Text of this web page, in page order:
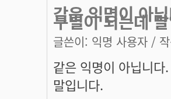
같은 익명이 아
구별이 되는데
글쓴이: 익명 사용자 /
같은 익명이 아닙니
말입니다.